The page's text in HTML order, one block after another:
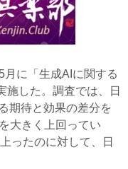
に「生成AIに関する
施した。調査では、日
期待と効果の差分を
大きく上回ってい
ったのに対して、日